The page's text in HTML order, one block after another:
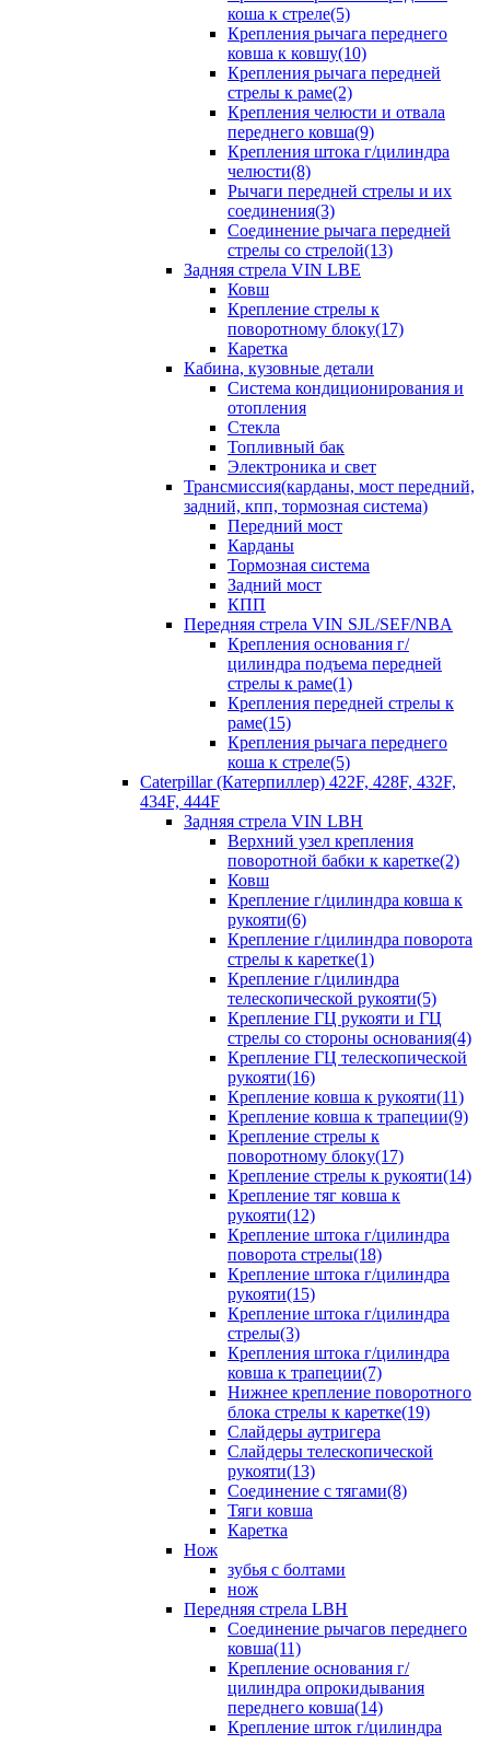
коша к стреле(5)
Крепления рычага переднего
ковша к ковшу(10)
Крепления рычага передней
стрелы к раме(2)
Крепления челюсти и отвала
переднего ковша(9)
Крепления штока г/цилиндра
челюсти(8)
Рычаги передней стрелы и их
соединения(3)
Соединение рычага передней
стрелы со стрелой(13)
Задняя стрела VIN LBE
Ковш
Крепление стрелы к
поворотному блоку(17)
Каретка
Кабина, кузовные детали
Система кондиционирования и
отопления
Стекла
Топливный бак
Электроника и свет
Трансмиссия(карданы, мост передний,
задний, кпп, тормозная система)
Передний мост
Карданы
Тормозная система
Задний мост
КПП
Передняя стрела VIN SJL/SEF/NBA
Крепления основания г/
цилиндра подъема передней
стрелы к раме(1)
Крепления передней стрелы к
раме(15)
Крепления рычага переднего
коша к стреле(5)
Caterpillar (Катерпиллер) 422F, 428F, 432F,
434F, 444F
Задняя стрела VIN LBH
Верхний узел крепления
поворотной бабки к каретке(2)
Ковш
Крепление г/цилиндра ковша к
рукояти(6)
Крепление г/цилиндра поворота
стрелы к каретке(1)
Крепление г/цилиндра
телескопической рукояти(5)
Крепление ГЦ рукояти и ГЦ
стрелы со стороны основания(4)
Крепление ГЦ телескопической
рукояти(16)
Крепление ковша к рукояти(11)
Крепление ковша к трапеции(9)
Крепление стрелы к
поворотному блоку(17)
Крепление стрелы к рукояти(14)
Крепление тяг ковша к
рукояти(12)
Крепление штока г/цилиндра
поворота стрелы(18)
Крепление штока г/цилиндра
рукояти(15)
Крепление штока г/цилиндра
стрелы(3)
Крепления штока г/цилиндра
ковша к трапеции(7)
Нижнее крепление поворотного
блока стрелы к каретке(19)
Слайдеры аутригера
Слайдеры телескопической
рукояти(13)
Соединение с тягами(8)
Тяги ковша
Каретка
Нож
зубья с болтами
нож
Передняя стрела LBH
Cоединение рычагов переднего
ковша(11)
Крепление основания г/
цилиндра опрокидывания
переднего ковша(14)
Крепление шток г/цилиндра